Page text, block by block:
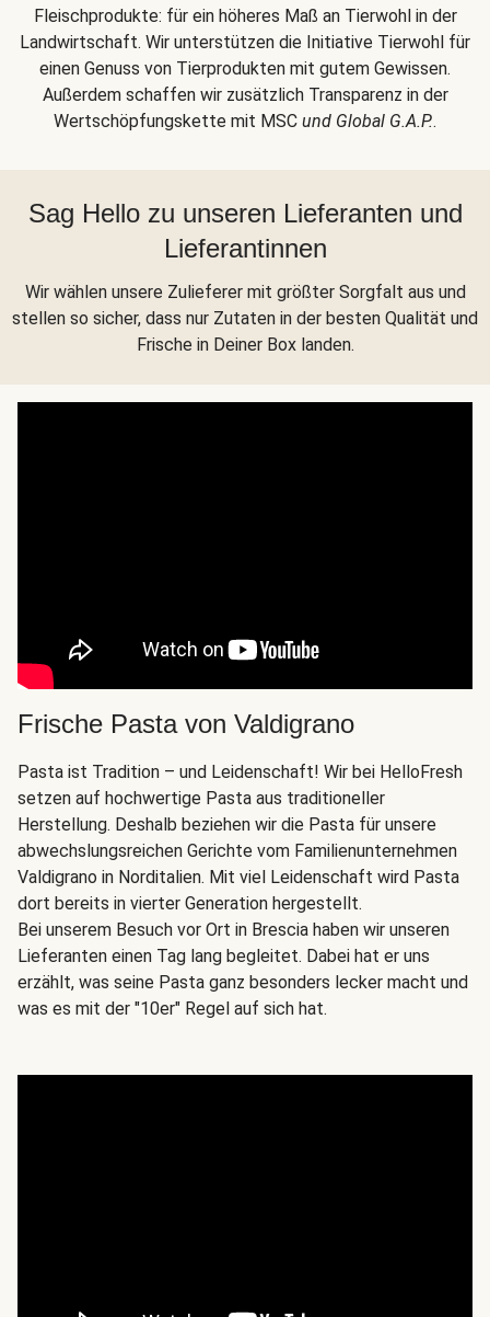
Fleischprodukte: für ein höheres Maß an Tierwohl in der
Landwirtschaft. Wir unterstützen die Initiative Tierwohl für
einen Genuss von Tierprodukten mit gutem Gewissen.
Außerdem schaffen wir zusätzlich Transparenz in der
Wertschöpfungskette mit MSC und Global G.A.P..
Sag Hello zu unseren Lieferanten und
Lieferantinnen
Wir wählen unsere Zulieferer mit größter Sorgfalt aus und
stellen so sicher, dass nur Zutaten in der besten Qualität und
Frische in Deiner Box landen.
Frische Pasta von Valdigrano
Pasta ist Tradition – und Leidenschaft! Wir bei HelloFresh
setzen auf hochwertige Pasta aus traditioneller
Herstellung. Deshalb beziehen wir die Pasta für unsere
abwechslungsreichen Gerichte vom Familienunternehmen
Valdigrano in Norditalien. Mit viel Leidenschaft wird Pasta
dort bereits in vierter Generation hergestellt.
Bei unserem Besuch vor Ort in Brescia haben wir unseren
Lieferanten einen Tag lang begleitet. Dabei hat er uns
erzählt, was seine Pasta ganz besonders lecker macht und
was es mit der "10er" Regel auf sich hat.